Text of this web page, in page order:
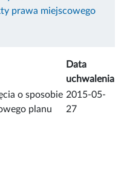
prawa miejscowego
Data
uchwalenia
o sposobie
planu
2015-05-
27